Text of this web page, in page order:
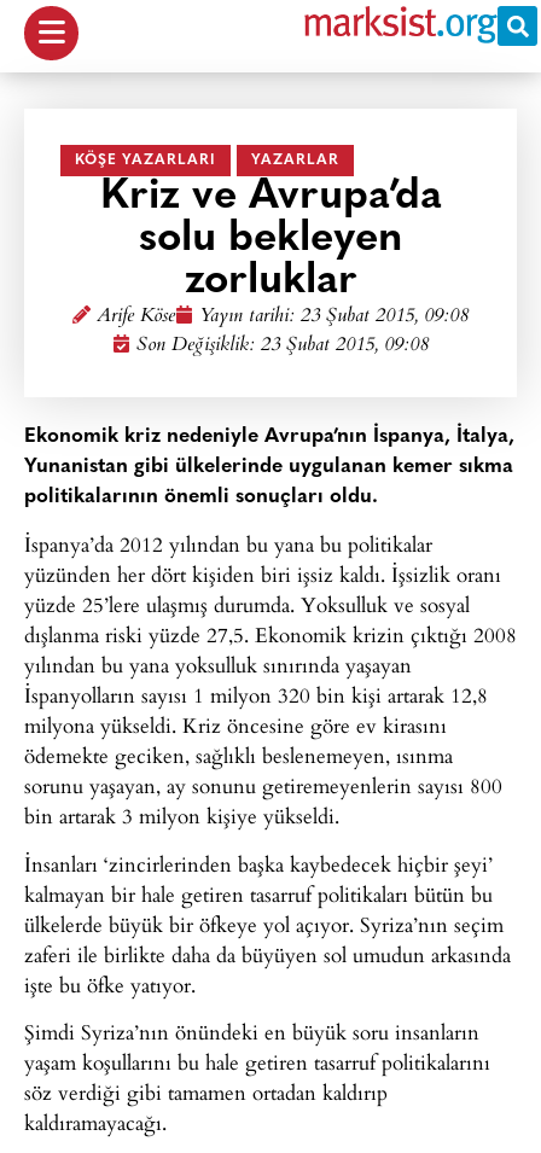
KÖŞE YAZARLARI YAZARLAR
Kriz ve Avrupa’da
solu bekleyen
zorluklar
Arife Köse Yayın tarihi: 23 Şubat 2015, 09:08
Son Değişiklik: 23 Şubat 2015, 09:08
Ekonomik kriz nedeniyle Avrupa’nın İspanya, İtalya,
Yunanistan gibi ülkelerinde uygulanan kemer sıkma
politikalarının önemli sonuçları oldu.
İspanya’da 2012 yılından bu yana bu politikalar
yüzünden her dört kişiden biri işsiz kaldı. İşsizlik oranı
yüzde 25’lere ulaşmış durumda. Yoksulluk ve sosyal
dışlanma riski yüzde 27,5. Ekonomik krizin çıktığı 2008
yılından bu yana yoksulluk sınırında yaşayan
İspanyolların sayısı 1 milyon 320 bin kişi artarak 12,8
milyona yükseldi. Kriz öncesine göre ev kirasını
ödemekte geciken, sağlıklı beslenemeyen, ısınma
sorunu yaşayan, ay sonunu getiremeyenlerin sayısı 800
bin artarak 3 milyon kişiye yükseldi.
İnsanları ‘zincirlerinden başka kaybedecek hiçbir şeyi’
kalmayan bir hale getiren tasarruf politikaları bütün bu
ülkelerde büyük bir öfkeye yol açıyor. Syriza’nın seçim
zaferi ile birlikte daha da büyüyen sol umudun arkasında
işte bu öfke yatıyor.
Şimdi Syriza’nın önündeki en büyük soru insanların
yaşam koşullarını bu hale getiren tasarruf politikalarını
söz verdiği gibi tamamen ortadan kaldırıp
kaldıramayacağı.